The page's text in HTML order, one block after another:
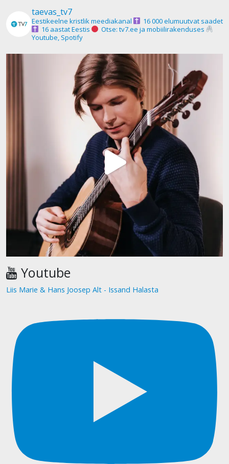
taevas_tv7
Eestikeelne kristlik meediakanal
16 000 elumuutvat saadet
16 aastat Eestis
Otse: tv7.ee ja mobiilirakenduses
Youtube, Spotify
Youtube
Liis Marie & Hans Joosep Alt - Issand Halasta